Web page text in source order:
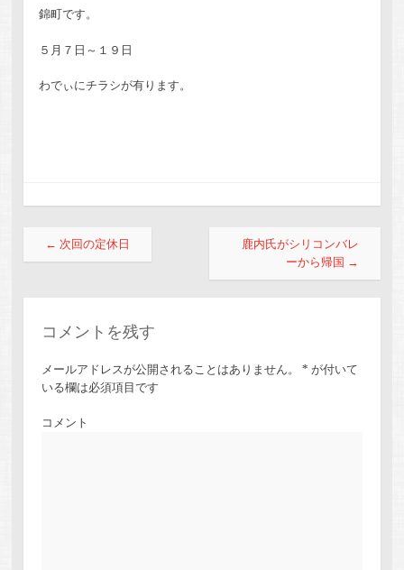
錦町です。
５月７日～１９日
わでぃにチラシが有ります。
投稿ナビゲーション
← 次回の定休日
鹿内氏がシリコンバレ
ーから帰国 →
コメントを残す
メールアドレスが公開されることはありません。 * が付いて
いる欄は必須項目です
コメント